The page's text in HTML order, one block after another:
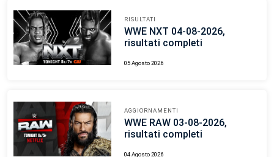
RISULTATI
WWE NXT 04-08-2026,
risultati completi
05 Agosto 2026
AGGIORNAMENTI
WWE RAW 03-08-2026,
risultati completi
04 Agosto 2026